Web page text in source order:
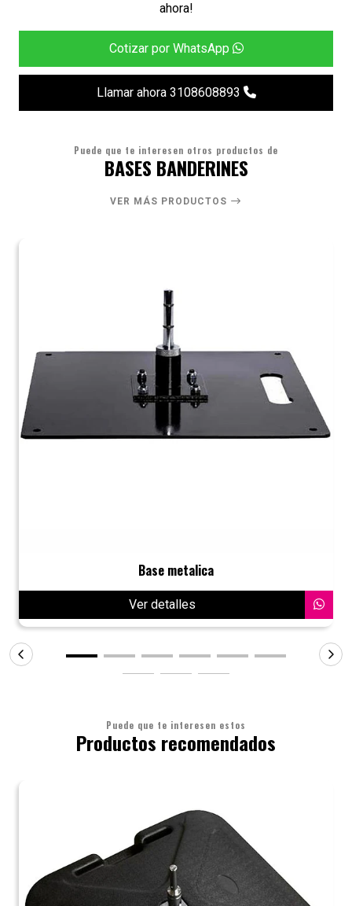
ahora!
Cotizar por WhatsApp
Llamar ahora 3108608893
Puede que te interesen otros productos de
BASES BANDERINES
VER MÁS PRODUCTOS
Base metalica
Ver detalles
Puede que te interesen estos
Productos recomendados